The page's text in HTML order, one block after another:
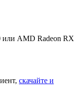
или AMD Radeon RX
скачайте и